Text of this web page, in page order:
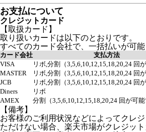
お支払について
クレジットカード
【取扱カード】
取り扱いカードは以下のとおりです。
すべてのカード会社で、一括払いが可能
カード会社
支払方法
VISA
リボ,分割（3,5,6,10,12,15,18,20,24 回
MASTER
リボ,分割（3,5,6,10,12,15,18,20,24 回
JCB
リボ,分割（3,5,6,10,12,15,18,20,24 回
Diners
リボ
AMEX
分割（3,5,6,10,12,15,18,20,24 回が可能
【備考】
お客様のご利用状況などによってクレ
ただけない場合、楽天市場がクレジッ